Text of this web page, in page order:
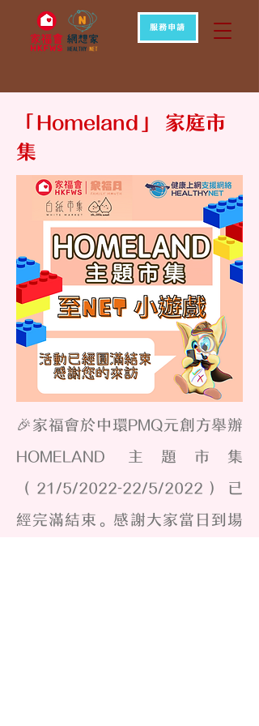
服務申請
「Homeland」 家庭市
集
🎉家福會於中環PMQ元創方舉辦
HOMELAND 主題市集
（21/5/2022-22/5/2022）已
經完滿結束。感謝大家當日到場